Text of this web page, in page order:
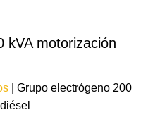
kVA motorización
| Grupo electrógeno 200